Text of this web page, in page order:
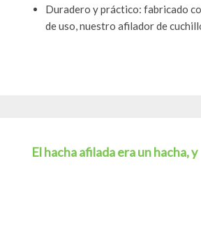
Duradero y práctico: fabricado
de uso, nuestro afilador de
El hacha afilada era un hacha, y